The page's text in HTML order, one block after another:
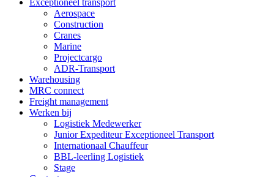
Exceptioneel transport
Aerospace
Construction
Cranes
Marine
Projectcargo
ADR-Transport
Warehousing
MRC connect
Freight management
Werken bij
Logistiek Medewerker
Junior Expediteur Exceptioneel Transport
Internationaal Chauffeur
BBL-leerling Logistiek
Stage